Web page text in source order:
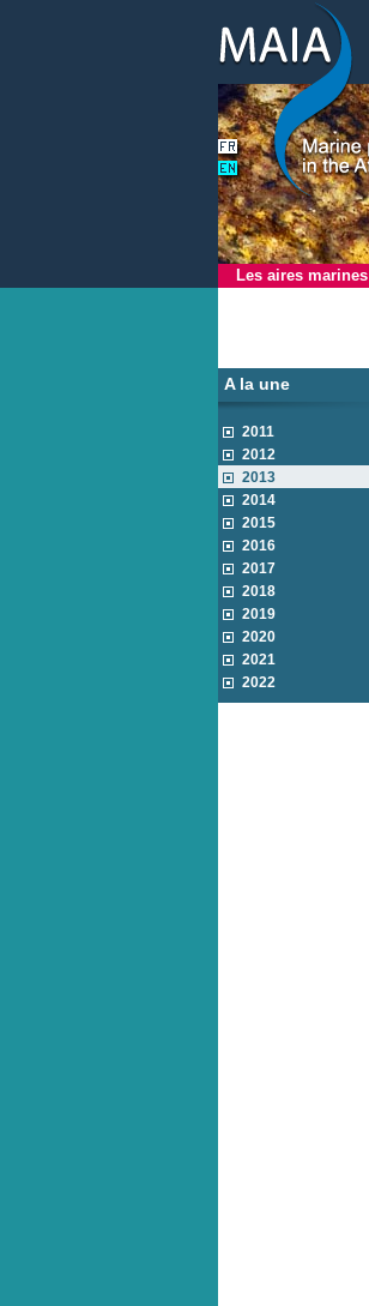
Les aires
A la une
2011
2012
2013
2014
2015
2016
2017
2018
2019
2020
2021
2022